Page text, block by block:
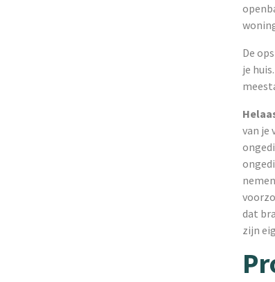
De
je
van je
dat
zijn